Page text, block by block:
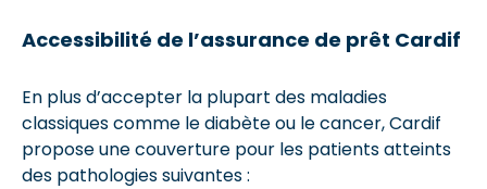
Accessibilité de l’assurance de prêt Cardif
En plus d’accepter la plupart des maladies
classiques comme le diabète ou le cancer, Cardif
propose une couverture pour les patients atteints
des pathologies suivantes :